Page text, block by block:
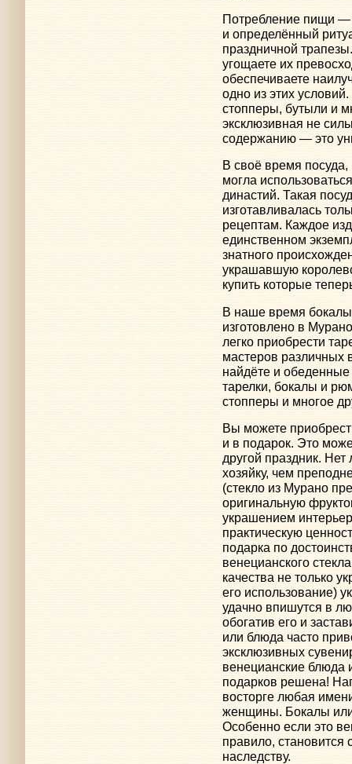
Потребление пищи —
и определённый
праздничной
угощаете их
обеспечиваете
одно из этих
стопперы, бутыли и
эксклюзивная не
содержанию — это
В своё время посуда,
могла
династий. Такая
изготавливалась
рецептам. Каждое
единственном
знатного
украшавшую
купить которые
В наше время бокалы
изготовлено в
легко приобрести
мастеров
найдёте и
тарелки, бокалы и
стопперы и многое
Вы можете
и в подарок. Это
другой праздник.
хозяйку, чем
(стекло из Мурано
оригинальную
украшением
практическую
подарка по
венецианского
качества не только
его использование)
удачно впишутся в
обогатив его и
или блюда часто
эксклюзивных
венецианские блюда
подарков решена!
восторге любая
женщины. Бокалы
Особенно если это
правило, становится
наследству.